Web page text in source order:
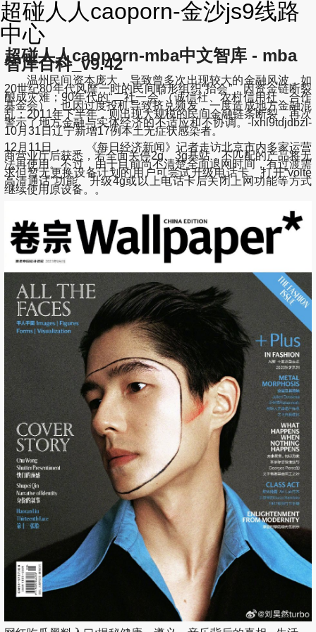
超碰人人caoporn-金沙js9线路
中心
超碰人人caoporn-mba中文智库 - mba
智库百科_v9.42
温州民间资本庞大，导致曾多次出现较大的金融风波，如
20世纪80年代风靡一时的民间畸形组织“抬会”，因资金链断裂
酿成灾难；90年代的“二社一会”（诚信社、农村信用社、合作
基金会），也因过度投机导致挤兑频发，一度造成地方金融混
乱；2011年下半年，则出现大规模的民间金融链条断裂，再次
警示了地方金融与实体经济的不适应和不协调。-lxhl9tdjdbzl-
10月31日辽宁新增17例本土无症状感染者。
12月11日， 《每日经济新闻》记者走访北京市内多家运营
商营业厅后获悉，若全面关停2g、3g基站，不匹配的产品将无
法再使用。不过，由于目前尚不清楚全面退网时间，有过渡需
求但暂无更换设备计划的用户可尝试升级电话卡、打开“volte
高清通话”功能、升级4g或以上电话卡后关闭上网功能等方式
继续使用原设备。。